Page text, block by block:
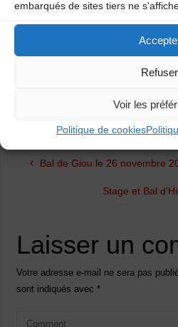
embarqués de sites tiers ne
Refuser
Voir les
Politique de cookies
Bal de Giou le 26 novembre
Stage et Bal
Laisser un
Votre adresse e-mail ne sera pas
sont indiqués avec*